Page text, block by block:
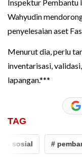
Inspektur Pembantu
Wahyudin
penyelesaian aset
Menurut dia, perlu
inventarisasi,
lapangan.***
TAG
sosial #